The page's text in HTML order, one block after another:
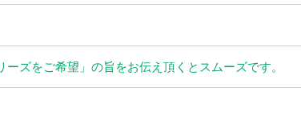
ズをご希望」の旨をお伝え頂くとスムーズです。